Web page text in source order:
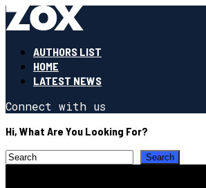
AUTHORS LIST
HOME
LATEST NEWS
Connect with us
Hi, What Are You Looking For?